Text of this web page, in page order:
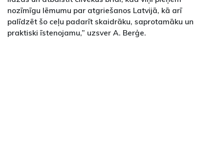
nozīmīgu lēmumu par atgriešanos Latvijā, kā arī
palīdzēt šo ceļu padarīt skaidrāku, saprotamāku un
praktiski īstenojamu,” uzsver A. Berģe.